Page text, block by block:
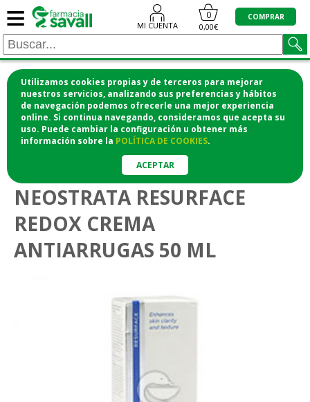
Utilizamos cookies propias y de terceros para mejorar
nuestros servicios, analizando sus preferencias y hábitos
de navegación podemos ofrecerle una mejor experiencia
online. Si continua navegando, consideramos que acepta su
uso. Puede cambiar la configuración u obtener más
información sobre la POLÍTICA DE COOKIES.
ACEPTAR
≡ MI CUENTA
0
0,00€
COMPRAR
¡COMPRA CÓMODAMENTE DESDE CASA Y RECOGE
EN LA FARMACIA!
o si lo prefieres te lo mandamos a casa
Cosmética facial >
NEOSTRATA RESURFACE
REDOX CREMA
ANTIARRUGAS 50 ML